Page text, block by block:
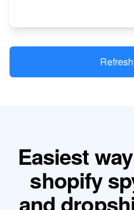
Easiest
shopify
and